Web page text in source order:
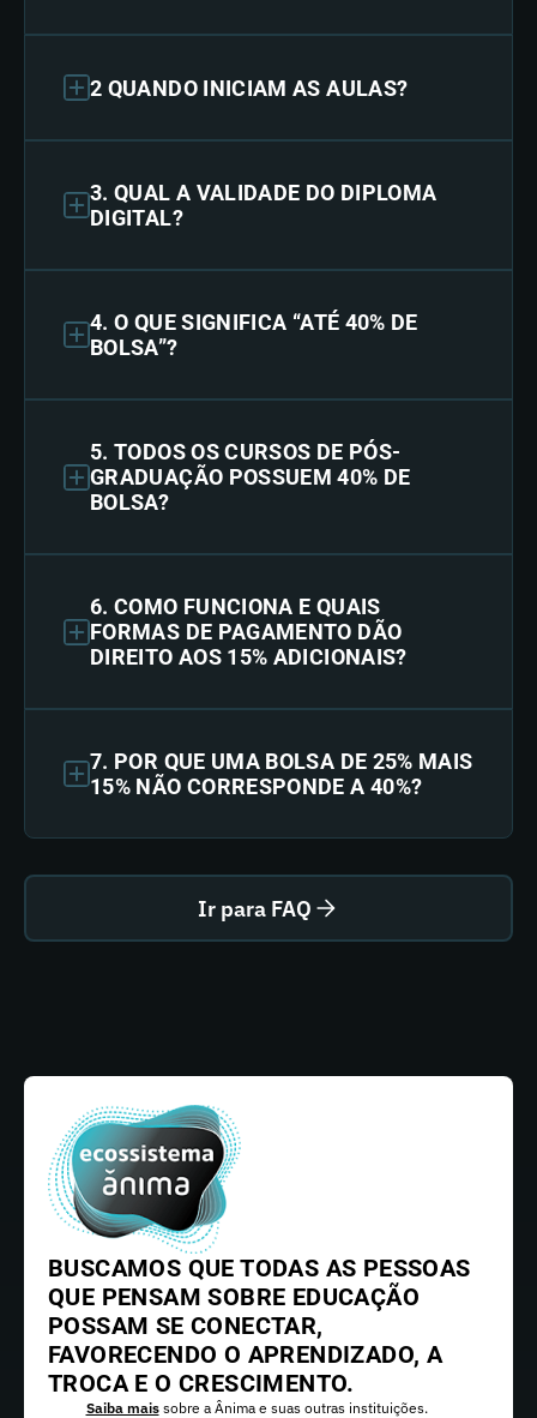
2 QUANDO INICIAM AS AULAS?
3. QUAL A VALIDADE DO DIPLOMA
DIGITAL?
4. O QUE SIGNIFICA “ATÉ 40% DE
BOLSA”?
5. TODOS OS CURSOS DE PÓS-
GRADUAÇÃO POSSUEM 40% DE
BOLSA?
6. COMO FUNCIONA E QUAIS
FORMAS DE PAGAMENTO DÃO
DIREITO AOS 15% ADICIONAIS?
7. POR QUE UMA BOLSA DE 25% MAIS
15% NÃO CORRESPONDE A 40%?
Ir para FAQ
BUSCAMOS QUE TODAS AS PESSOAS
QUE PENSAM SOBRE EDUCAÇÃO
POSSAM SE CONECTAR,
FAVORECENDO O APRENDIZADO, A
TROCA E O CRESCIMENTO.
Saiba maissobre a Ânima e suas outras instituições.